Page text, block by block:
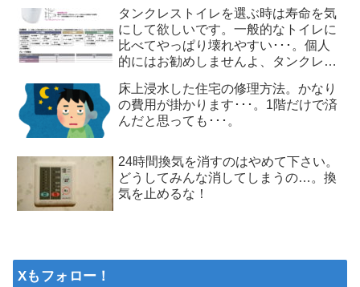
タンクレストイレを選ぶ時は寿命を気
にして欲しいです。一般的なトイレに
比べてやっぱり壊れやすい･･･。個人
的にはお勧めしませんよ、タンクレス
床上浸水した住宅の修理方法。かなり
の費用が掛かります･･･。1階だけで済
んだと思っても･･･。
24時間換気を消すのはやめて下さい。
どうしてみんな消してしまうの…。換
気を止めるな！
Xもフォロー！